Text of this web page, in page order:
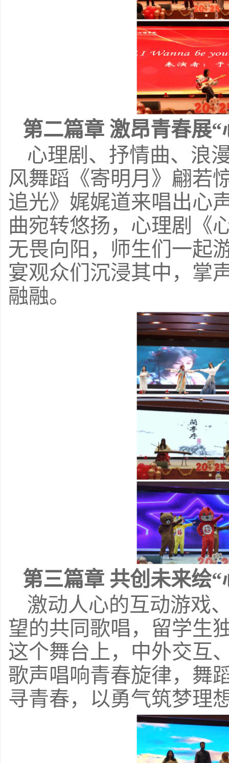
第二篇章 激昂青春展“
心理剧、抒情曲、浪
风舞蹈《寄明月》翩若
追光》娓娓道来唱出心
曲宛转悠扬，心理剧《
无畏向阳，师生们一起
宴观众们沉浸其中，掌
融融。
第三篇章 共创未来绘“
激动人心的互动游戏
望的共同歌唱，留学生
这个舞台上，中外交互
歌声唱响青春旋律，舞
寻青春，以勇气筑梦理